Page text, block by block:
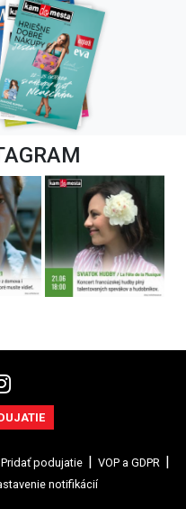
Pridať podujatie
VOP a GDPR
notifikácií